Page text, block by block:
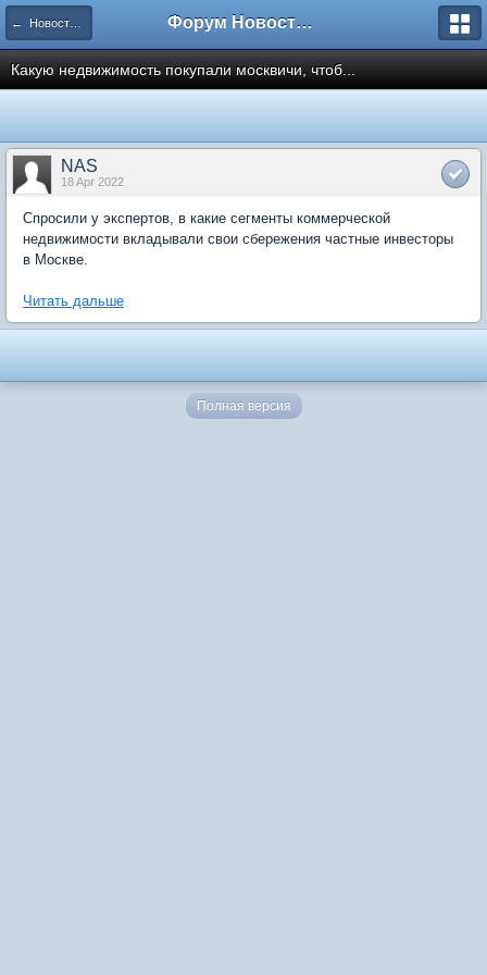
← Новости рынка недвижимости Форум Новостройки
Какую недвижимость покупали москвичи, чтоб...
NAS
18 Apr 2022
Спросили у экспертов, в какие сегменты коммерческой
недвижимости вкладывали свои сбережения частные инвесторы
в Москве.
Читать дальше
Полная версия